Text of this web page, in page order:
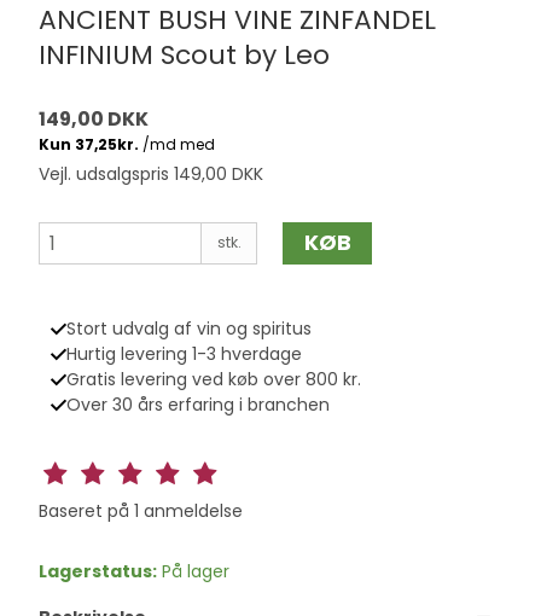
ANCIENT BUSH VINE ZINFANDEL
INFINIUM Scout by Leo
149,00 DKK
Vejl. udsalgspris 149,00 DKK
stk. KØB
Stort udvalg af vin og spiritus
Hurtig levering 1-3 hverdage
Gratis levering ved køb over 800 kr.
Over 30 års erfaring i branchen
Baseret på 1 anmeldelse
Lagerstatus: På lager